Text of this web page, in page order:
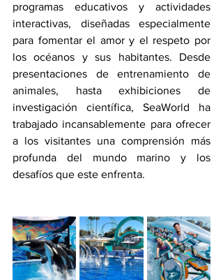
programas educativos y actividades
interactivas, diseñadas especialmente
para fomentar el amor y el respeto por
los océanos y sus habitantes. Desde
presentaciones de entrenamiento de
animales, hasta exhibiciones de
investigación científica, SeaWorld ha
trabajado incansablemente para ofrecer
a los visitantes una comprensión más
profunda del mundo marino y los
desafíos que este enfrenta.